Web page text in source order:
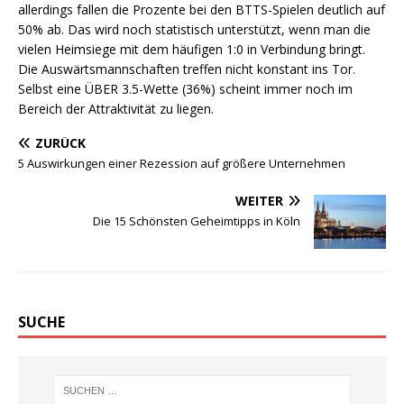
allerdings fallen die Prozente bei den BTTS-Spielen deutlich auf
50% ab. Das wird noch statistisch unterstützt, wenn man die
vielen Heimsiege mit dem häufigen 1:0 in Verbindung bringt.
Die Auswärtsmannschaften treffen nicht konstant ins Tor.
Selbst eine ÜBER 3.5-Wette (36%) scheint immer noch im
Bereich der Attraktivität zu liegen.
ZURÜCK
5 Auswirkungen einer Rezession auf größere Unternehmen
WEITER
Die 15 Schönsten Geheimtipps in Köln
SUCHE